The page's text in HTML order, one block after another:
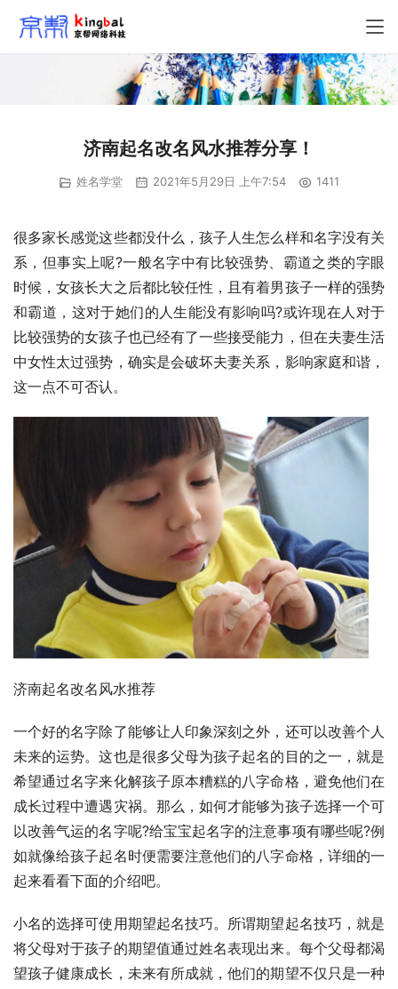
济南起名改名风水推荐分享！
姓名学堂 2021年5月29日 上午7:54 1411
很多家长感觉这些都没什么，孩子人生怎么样和名字没有关
系，但事实上呢?一般名字中有比较强势、霸道之类的字眼
时候，女孩长大之后都比较任性，且有着男孩子一样的强势
和霸道，这对于她们的人生能没有影响吗?或许现在人对于
比较强势的女孩子也已经有了一些接受能力，但在夫妻生活
中女性太过强势，确实是会破坏夫妻关系，影响家庭和谐，
这一点不可否认。
济南起名改名风水推荐
一个好的名字除了能够让人印象深刻之外，还可以改善个人
未来的运势。这也是很多父母为孩子起名的目的之一，就是
希望通过名字来化解孩子原本糟糕的八字命格，避免他们在
成长过程中遭遇灾祸。那么，如何才能够为孩子选择一个可
以改善气运的名字呢?给宝宝起名字的注意事项有哪些呢?例
如就像给孩子起名时便需要注意他们的八字命格，详细的一
起来看看下面的介绍吧。
小名的选择可使用期望起名技巧。所谓期望起名技巧，就是
将父母对于孩子的期望值通过姓名表现出来。每个父母都渴
望孩子健康成长，未来有所成就，他们的期望不仅只是一种